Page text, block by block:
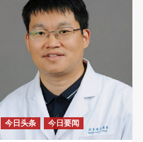
今日头条 今日要闻